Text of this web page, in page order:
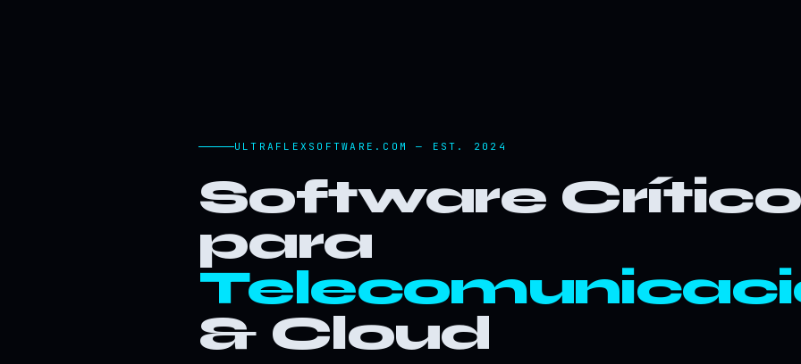
ULTRAFLEXSOFTWARE.COM — EST. 2024
Software Crítico
para
& Cloud